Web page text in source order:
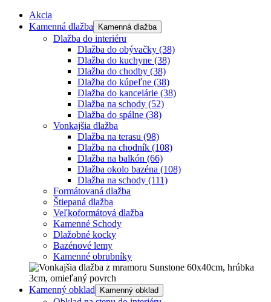
Akcia
Kamenná dlažba
Kamenná dlažba
Dlažba do interiéru
Dlažba do obývačky (38)
Dlažba do kuchyne (38)
Dlažba do chodby (38)
Dlažba do kúpeľne (38)
Dlažba do kancelárie (38)
Dlažba na schody (52)
Dlažba do spálne (38)
Vonkajšia dlažba
Dlažba na terasu (98)
Dlažba na chodník (108)
Dlažba na balkón (66)
Dlažba okolo bazéna (108)
Dlažba na schody (111)
Formátovaná dlažba
Štiepaná dlažba
Veľkoformátová dlažba
Kamenné Schody
Dlažobné kocky
Bazénové lemy
Kamenné obrubníky
Kamenný obklad Kamenný obklad